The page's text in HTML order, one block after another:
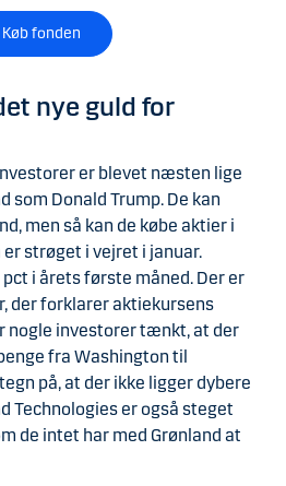
Køb fonden
nye guld for
er blevet næsten lige
som Donald Trump. De kan
men så kan de købe aktier i
strøget i vejret i januar.
i årets første måned. Der er
der forklarer aktiekursens
nogle investorer tænkt, at der
fra Washington til
på, at der ikke ligger dybere
Technologies er også steget
de intet har med Grønland at